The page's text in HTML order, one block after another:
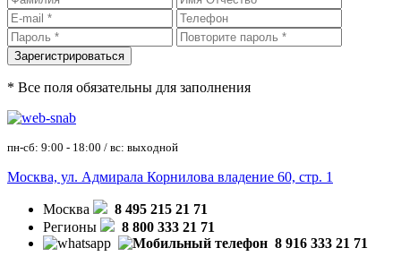
* Все поля обязательны для заполнения
пн-сб: 9:00 - 18:00 / вс: выходной
Москва, ул. Адмирала Корнилова владение 60, стр. 1
Москва
8 495 215 21 71
Регионы
8 800 333 21 71
8 916 333 21 71